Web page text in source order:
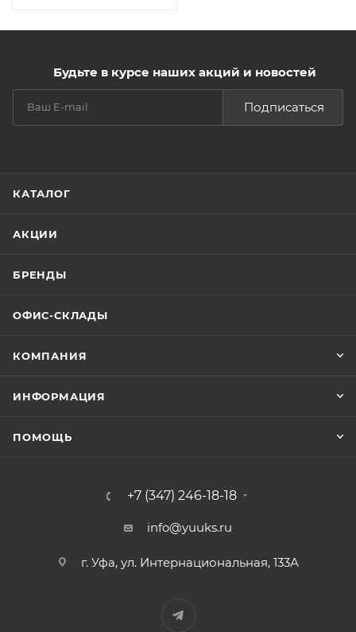
Будьте в курсе наших акций и новостей
Подписаться
КАТАЛОГ
АКЦИИ
БРЕНДЫ
ОФИС-СКЛАДЫ
КОМПАНИЯ
ИНФОРМАЦИЯ
ПОМОЩЬ
+7 (347) 246-18-18
info@yuuks.ru
г. Уфа, ул. Интернациональная, 133А